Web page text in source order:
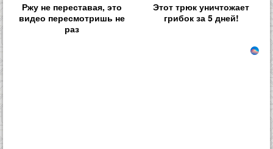
Ржу не переставая, это
видео пересмотришь не
раз
Этот трюк уничтожает
грибок за 5 дней!